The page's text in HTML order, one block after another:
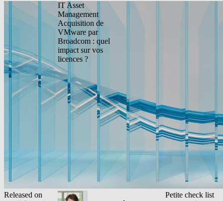
IT Asset
Management
Acquisition de
VMware par
Broadcom : quel
impact sur vos
licences ?
Released on
Petite check list